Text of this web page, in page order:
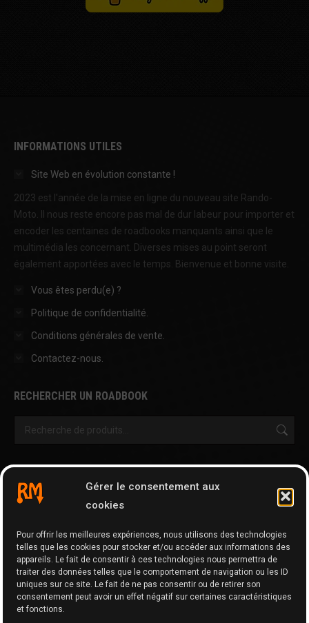
Gérer le consentement aux
cookies
Pour offrir les meilleures expériences, nous utilisons des technologies
telles que les cookies pour stocker et/ou accéder aux informations des
appareils. Le fait de consentir à ces technologies nous permettra de
traiter des données telles que le comportement de navigation ou les ID
uniques sur ce site. Le fait de ne pas consentir ou de retirer son
consentement peut avoir un effet négatif sur certaines caractéristiques
et fonctions.
INFORMATIONS UTILES
Site Web en évolution constante !
2023 est l'année de la mise en ligne du nouveau site Rando-
Moto. Il nous reste encore pas mal de dur labeur pour importer et
encoder les centaines de roadbooks manquants ainsi que le
multimédia les concernant. Diverses mises au point seront
également apportées avec le temps. Bienvenue et bonne visite.
Vous êtes perdu(e) ?
Politique de confidentialité.
Conditions générales de vente.
Contactez-nous.
RECHERCHER UN ROADBOOK
Cartographie
GPX Editor
GPX Optimizer
Google Maps to GPX
Memo